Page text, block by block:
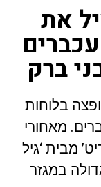
את
ברק
בלוחות
מאחורי
מבית ‘גיל
במגזר